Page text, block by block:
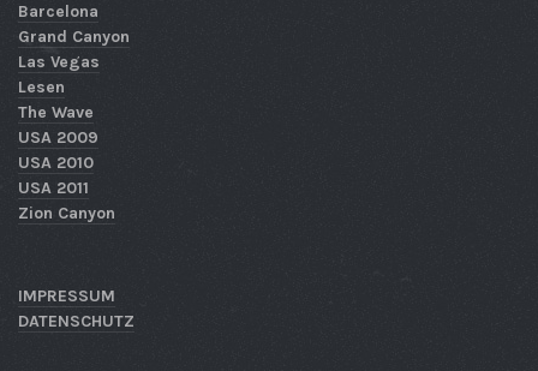
Barcelona
Grand Canyon
Las Vegas
Lesen
The Wave
USA 2009
USA 2010
USA 2011
Zion Canyon
IMPRESSUM
DATENSCHUTZ